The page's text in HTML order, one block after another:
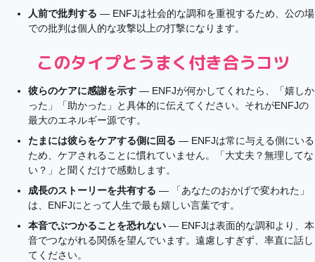
人前で批判する — ENFJは社会的な調和を重視するため、公の場
での批判は個人的な攻撃以上の打撃になります。
このタイプとうまく付き合うコツ
彼らのケアに感謝を示す — ENFJが何かしてくれたら、「嬉しか
った」「助かった」と具体的に伝えてください。それがENFJの
最大のエネルギー源です。
たまには彼らをケアする側に回る — ENFJは常に与える側にいる
ため、ケアされることに慣れていません。「大丈夫？無理してな
い？」と聞くだけで感動します。
成長のストーリーを共有する — 「あなたのおかげで変われた」
は、ENFJにとって人生で最も嬉しい言葉です。
本音でぶつかることを恐れない — ENFJは表面的な調和より、本
音でつながれる関係を望んでいます。遠慮しすぎず、率直に話し
てください。